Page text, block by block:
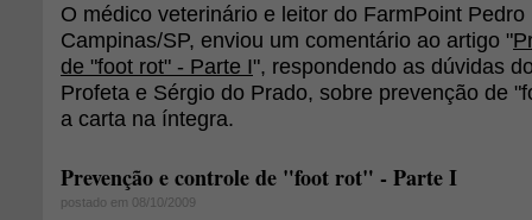
O médico veterinário e leitor do FarmPoint
Campinas/SP, enviou um comentário ao artigo "
de "foot rot" - Parte I", respondendo as dúvidas
Profeta e Sérgio do Prado, sobre prevenção de
a carta na íntegra.
Prevenção e controle de "foot rot" - Parte I
postado em 08/10/2009